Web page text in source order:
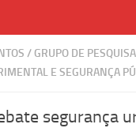
/ GRUPO DE
E SEGURANÇA
segurança